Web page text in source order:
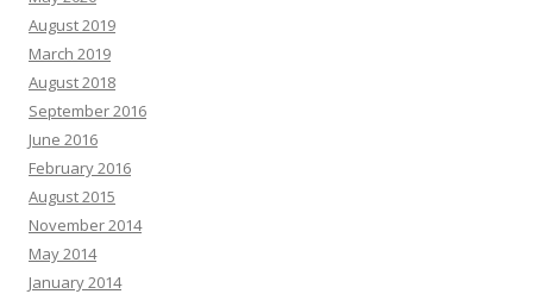
August 2019
March 2019
August 2018
September 2016
June 2016
February 2016
August 2015
November 2014
May 2014
January 2014